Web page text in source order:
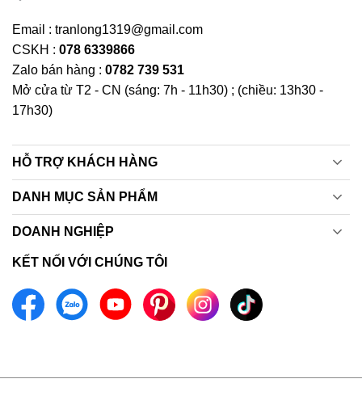
Email : tranlong1319@gmail.com
CSKH : 078 6339866
Zalo bán hàng : 0782 739 531
Mở cửa từ T2 - CN (sáng: 7h - 11h30) ; (chiều: 13h30 -
17h30)
HỖ TRỢ KHÁCH HÀNG
DANH MỤC SẢN PHẨM
DOANH NGHIỆP
KẾT NỐI VỚI CHÚNG TÔI